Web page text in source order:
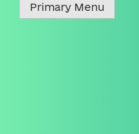
Primary Menu